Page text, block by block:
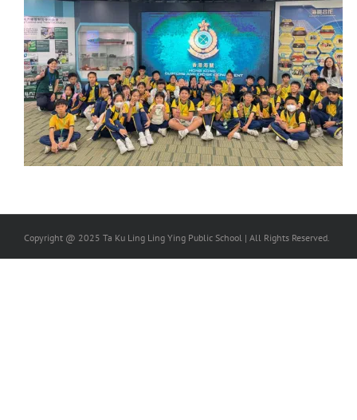
Copyright @ 2025 Ta Ku Ling Ling Ying Public School | All Rights Reserved.